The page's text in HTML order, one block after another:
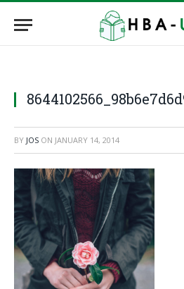
BY JOS ON JANUARY 14, 2014